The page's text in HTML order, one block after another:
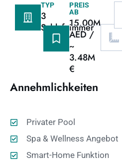
TYP
3
Schlafzimmer
PREIS
AB
15.00M
AED /
~
3.48M
€
Annehmlichkeiten
Privater Pool
Spa & Wellness Angebot
Smart-Home Funktion